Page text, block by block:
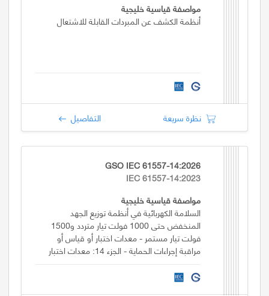
مواصفة قياسية خليجية
أنظمة الكشف عن المبردات القابلة للاشتعال
نظرة سريعة التفاصيل
GSO IEC 61557-14:2026
IEC 61557-14:2023
مواصفة قياسية خليجية
السلامة الكهربائية في أنظمة توزيع الجهد
المنخفض حتى 1000 فولت تيار متردد و1500
فولت تيار مستمر - معدات اختبار أو قياس أو
مراقبة إجراءات الحماية - الجزء 14: معدات اختبار